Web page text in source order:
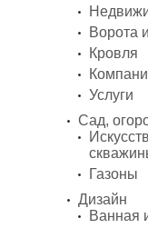
Ворота
Кровля
Услуги
Сад,
Газоны
Дизайн
Ванная